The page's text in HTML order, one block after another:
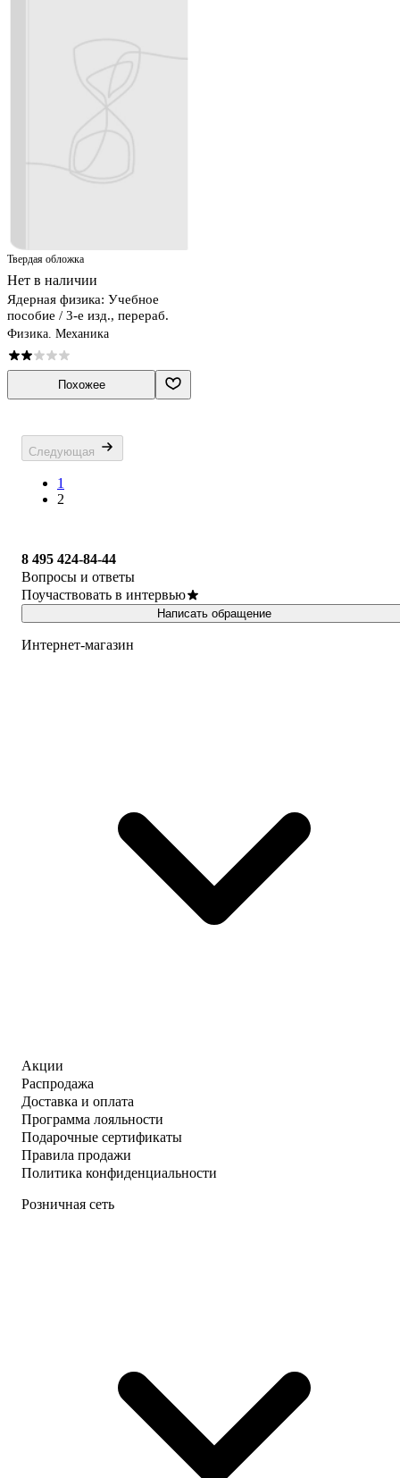
Твердая обложка
Нет в наличии
Ядерная физика: Учебное
пособие / 3-е изд., перераб.
Физика. Механика
Похожее
Следующая
1
2
8 495 424-84-44
Вопросы и ответы
Поучаствовать в интервью
Написать обращение
Интернет-магазин
Акции
Распродажа
Доставка и оплата
Программа лояльности
Подарочные сертификаты
Правила продажи
Политика конфиденциальности
Розничная сеть